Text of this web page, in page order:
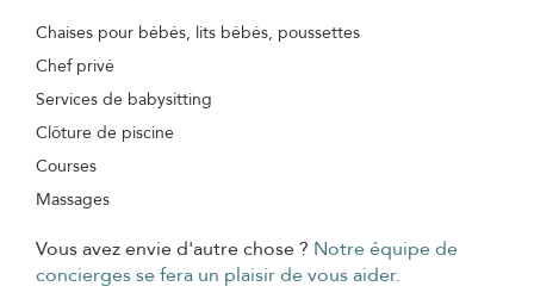
Chaises pour bébés, lits bébés, poussettes
Chef privé
Services de babysitting
Clôture de piscine
Courses
Massages
Vous avez envie d'autre chose ? Notre équipe de
concierges se fera un plaisir de vous aider.